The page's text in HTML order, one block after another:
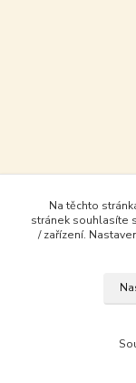
Na těchto
stránek souhlasíte
/ zařízení.